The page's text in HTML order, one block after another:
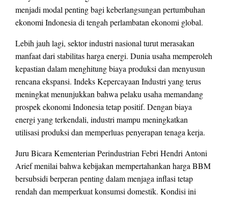
menjadi modal penting bagi keberlangsungan pertumbuhan
ekonomi Indonesia di tengah perlambatan ekonomi global.
Lebih jauh lagi, sektor industri nasional turut merasakan
manfaat dari stabilitas harga energi. Dunia usaha memperoleh
kepastian dalam menghitung biaya produksi dan menyusun
rencana ekspansi. Indeks Kepercayaan Industri yang terus
meningkat menunjukkan bahwa pelaku usaha memandang
prospek ekonomi Indonesia tetap positif. Dengan biaya
energi yang terkendali, industri mampu meningkatkan
utilisasi produksi dan memperluas penyerapan tenaga kerja.
Juru Bicara Kementerian Perindustrian Febri Hendri Antoni
Arief menilai bahwa kebijakan mempertahankan harga BBM
bersubsidi berperan penting dalam menjaga inflasi tetap
rendah dan memperkuat konsumsi domestik. Kondisi ini